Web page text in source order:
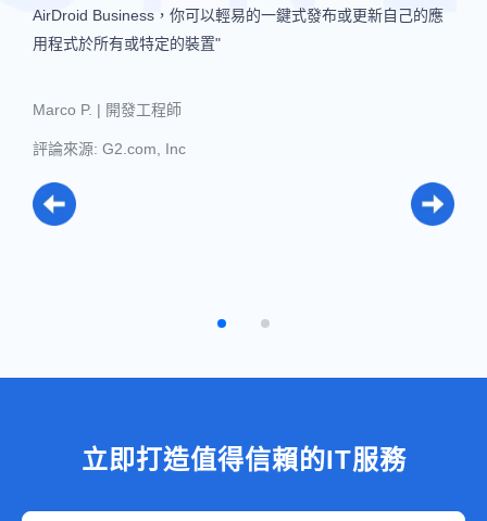
AirDroid Business，你可以輕易的一鍵式發布或更新自己的應
用程式於所有或特定的裝置"
Marco P. | 開發工程師
評論來源: G2.com, Inc
AirDroid Business，你可以輕易的一鍵式發布或更新自己的應
用程式於所有或特定的裝置"
立即打造值得信賴的IT服務